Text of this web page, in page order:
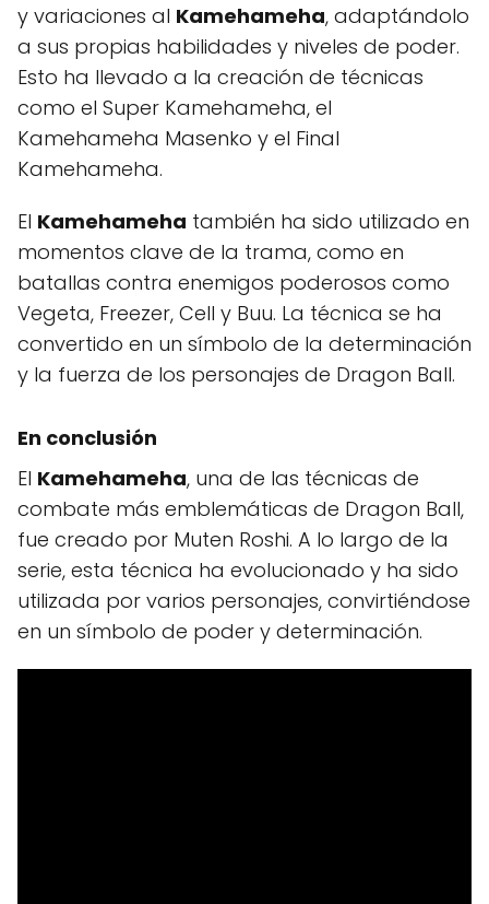
y variaciones al Kamehameha, adaptándolo
a sus propias habilidades y niveles de poder.
Esto ha llevado a la creación de técnicas
como el Super Kamehameha, el
Kamehameha Masenko y el Final
Kamehameha.
El Kamehameha también ha sido utilizado en
momentos clave de la trama, como en
batallas contra enemigos poderosos como
Vegeta, Freezer, Cell y Buu. La técnica se ha
convertido en un símbolo de la determinación
y la fuerza de los personajes de Dragon Ball.
En conclusión
El Kamehameha, una de las técnicas de
combate más emblemáticas de Dragon Ball,
fue creado por Muten Roshi. A lo largo de la
serie, esta técnica ha evolucionado y ha sido
utilizada por varios personajes, convirtiéndose
en un símbolo de poder y determinación.